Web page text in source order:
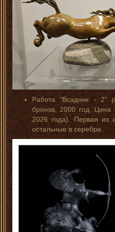
Работа "Всадник -
бронза, 2000 год.
2026 года). Первая из
остальные в серебре.